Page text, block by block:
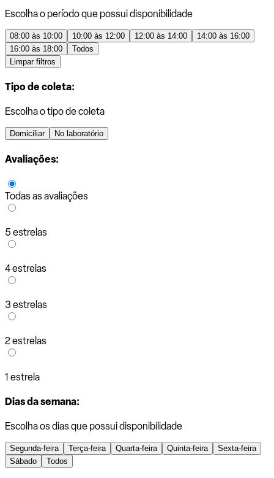
Escolha o período que possui disponibilidade
08:00 às 10:00 10:00 às 12:00 12:00 às 14:00
14:00 às 16:00
16:00 às 18:00
Todos
Limpar filtros
Tipo de coleta:
Escolha o tipo de coleta
Domiciliar No laboratório
Avaliações:
Todas as avaliações
5 estrelas
4 estrelas
3 estrelas
2 estrelas
1 estrela
Dias da semana:
Escolha os dias que possui disponibilidade
Segunda-feira Terça-feira Quarta-feira Quinta-feira
Sexta-feira
Sábado
Todos